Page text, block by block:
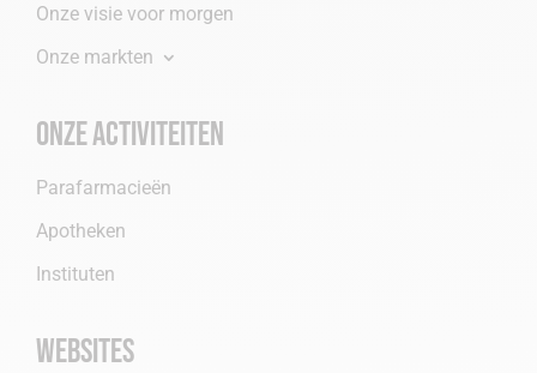
Onze visie voor morgen
Onze markten
Onze activiteiten
Parafarmacieën
Apotheken
Instituten
Websites